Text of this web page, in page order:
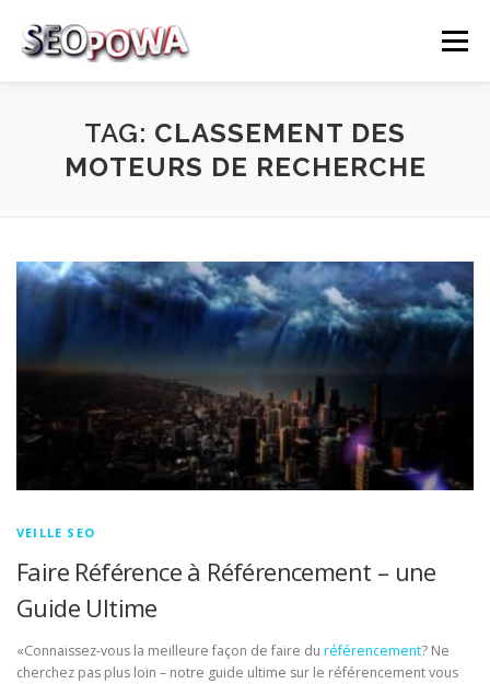
Menu
RÉFÉRENCEMENT MARKETING PLUS
TAG: CLASSEMENT DES
MOTEURS DE RECHERCHE
VEILLE SEO
Faire Référence à Référencement – une
Guide Ultime
«Connaissez-vous la meilleure façon de faire du référencement? Ne
cherchez pas plus loin – notre guide ultime sur le référencement vous